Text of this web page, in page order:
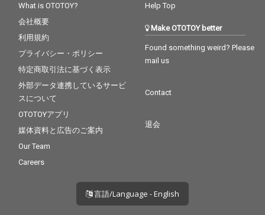
What is OTOTOY?
会社概要
利用規約
プライバシー・ポリシー
特定商取引法に基づく表示
外部データ連携しているサービ
スについて
OTOTOYアプリ
媒体資料と広告のご案内
Our Team
Careers
Help Top
Make OTOTOY better
Found something weird? Please
mail us
Contact
退会
言語/Language - English